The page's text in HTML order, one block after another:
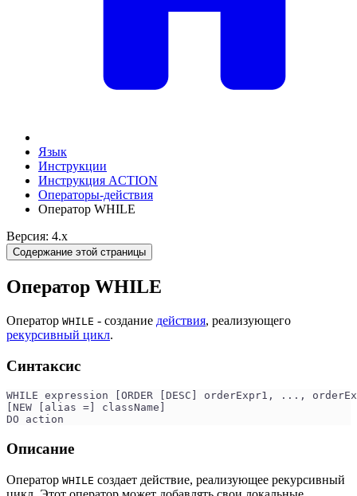
Язык
Инструкции
Инструкция ACTION
Операторы-действия
Оператор WHILE
Версия: 4.x
Содержание этой страницы
Оператор WHILE
Оператор WHILE - создание действия, реализующего
рекурсивный цикл.
Синтаксис
WHILE expression [ORDER [DESC] orderExpr1, ...,
[NEW [alias =] className]
DO action
Описание
Оператор WHILE создает действие, реализующее рекурсивный